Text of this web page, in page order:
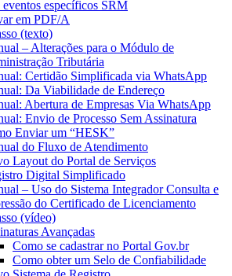
específicos SRM
em PDF/A
(texto)
– Alterações para o Módulo de
Tributária
Certidão Simplificada via WhatsApp
Da Viabilidade de Endereço
Abertura de Empresas Via WhatsApp
Envio de Processo Sem Assinatura
Enviar um “HESK”
do Fluxo de Atendimento
Layout do Portal de Serviços
Digital Simplificado
– Uso do Sistema Integrador Consulta e
do Certificado de Licenciamento
(vídeo)
Avançadas
Como se cadastrar no Portal Gov.br
Como obter um Selo de Confiabilidade